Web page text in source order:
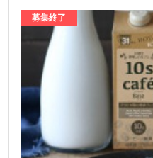
募集終了